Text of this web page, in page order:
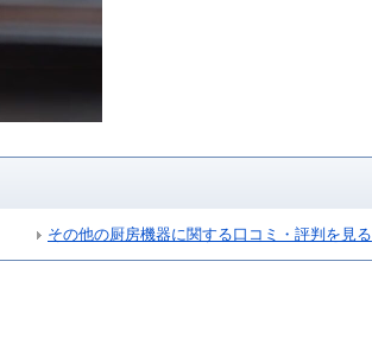
その他の厨房機器に関する口コミ・評判を見る